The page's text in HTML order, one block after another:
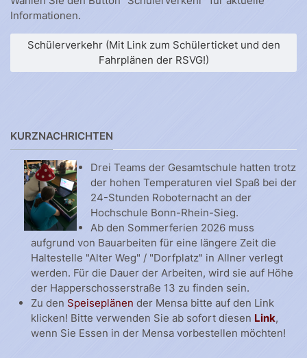
Informationen.
Schülerverkehr (Mit Link zum Schülerticket und den
Fahrplänen der RSVG!)
KURZNACHRICHTEN
Drei Teams der Gesamtschule hatten trotz
der hohen Temperaturen viel Spaß bei der
24-Stunden Roboternacht an der
Hochschule Bonn-Rhein-Sieg.
Ab den Sommerferien 2026 muss
aufgrund von Bauarbeiten für eine längere Zeit die
Haltestelle "Alter Weg" / "Dorfplatz" in Allner verlegt
werden. Für die Dauer der Arbeiten, wird sie auf Höhe
der Happerschosserstraße 13 zu finden sein.
Zu den Speiseplänen der Mensa bitte auf den Link
klicken! Bitte verwenden Sie ab sofort diesen Link,
wenn Sie Essen in der Mensa vorbestellen möchten!